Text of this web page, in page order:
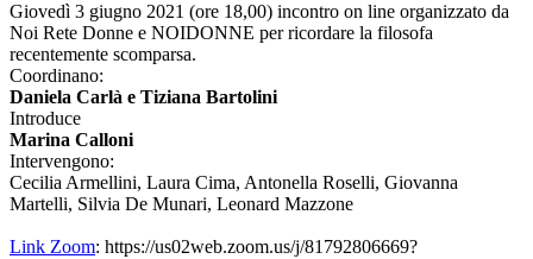
Giovedì 3 giugno 2021 (ore 18,00) incontro on line organizzato da
Noi Rete Donne e NOIDONNE per ricordare la filosofa
recentemente scomparsa.
Coordinano:
Daniela Carlà e Tiziana Bartolini
Introduce
Marina Calloni
Intervengono:
Cecilia Armellini, Laura Cima, Antonella Roselli, Giovanna
Martelli, Silvia De Munari, Leonard Mazzone
Link Zoom: https://us02web.zoom.us/j/81792806669?